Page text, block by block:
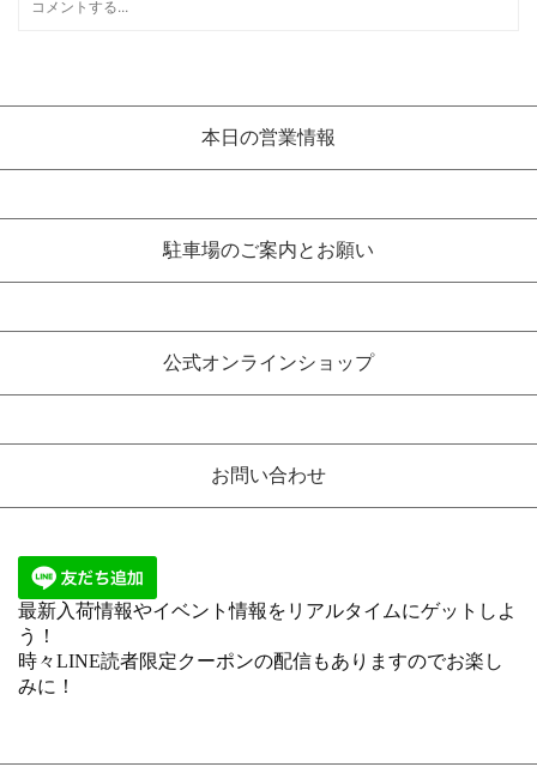
本日の営業情報
駐車場のご案内とお願い
公式オンラインショップ
お問い合わせ